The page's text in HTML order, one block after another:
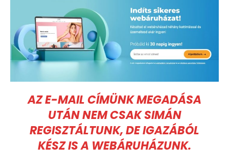
AZ E-MAIL CÍMÜNK MEGADÁSA
UTÁN NEM CSAK SIMÁN
REGISZTÁLTUNK, DE IGAZÁBÓL
KÉSZ IS A WEBÁRUHÁZUNK.